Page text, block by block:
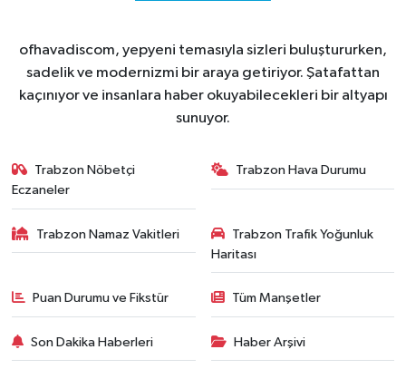
ofhavadiscom, yepyeni temasıyla sizleri buluştururken,
sadelik ve modernizmi bir araya getiriyor. Şatafattan
kaçınıyor ve insanlara haber okuyabilecekleri bir altyapı
sunuyor.
Trabzon Nöbetçi
Eczaneler
Trabzon Hava Durumu
Trabzon Namaz Vakitleri
Trabzon Trafik Yoğunluk
Haritası
Puan Durumu ve Fikstür Tüm Manşetler
Son Dakika Haberleri Haber Arşivi